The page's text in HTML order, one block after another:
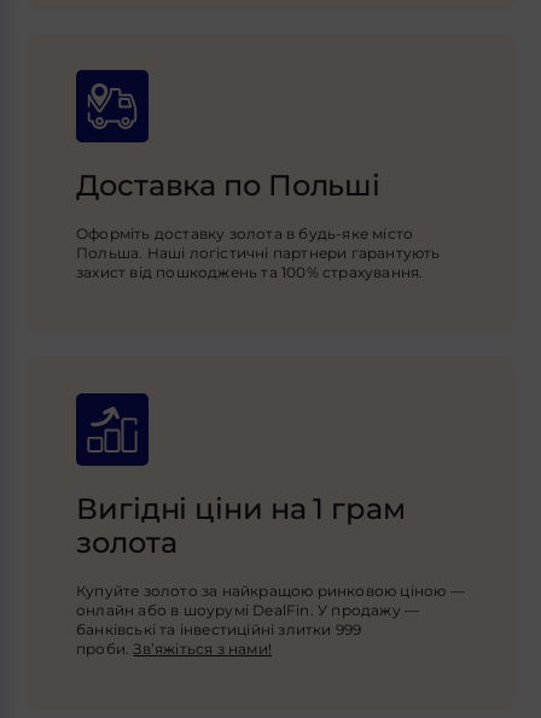
Доставка по Польші
Оформіть доставку золота в будь-яке місто
Польша. Наші логістичні партнери гарантують
захист від пошкоджень та 100% страхування.
Вигідні ціни на 1 грам
золота
Купуйте золото за найкращою ринковою ціною —
онлайн або в шоурумі DealFin. У продажу —
банківські та інвестиційні злитки 999
проби.Зв’яжіться з нами!